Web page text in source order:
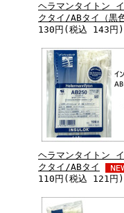
ヘラマンタイトン
クタイ/ABタイ（黒色
130円(税込 143円
ヘラマンタイトン
クタイ/ABタイ
110円(税込 121円